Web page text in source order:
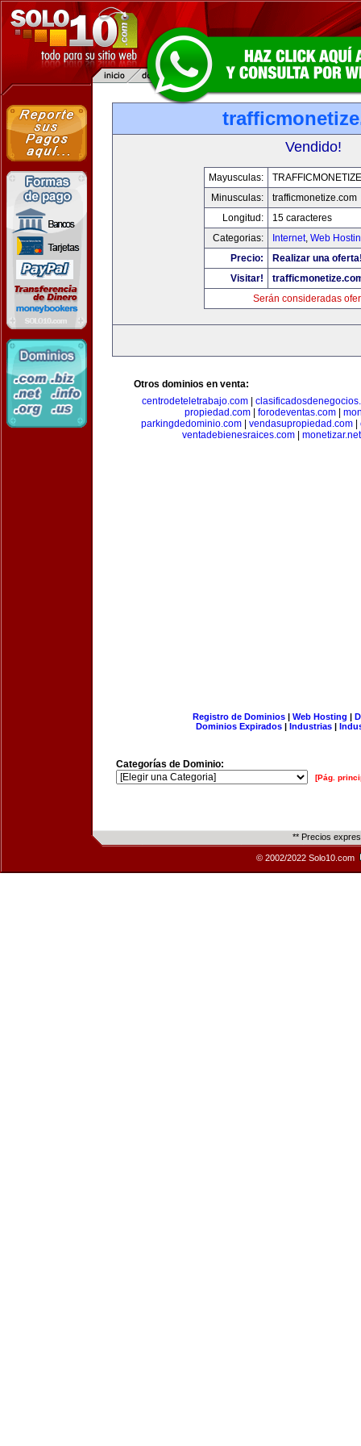
Vendido!
Mayusculas:
Minusculas:
trafficmonetize.com
Longitud:
15 caracteres
Categorias:
Internet, Web
Precio:
Realizar una
Visitar!
Serán consideradas
Otros dominios en venta:
centrodeteletrabajo.com
propiedad.com
forodeventas.com
parkingdedominio.com| vendasupropiedad.com|
ventadebienesraices.com
monetizar.net
Registro de Dominios| Web Hosting |
Dominios Expirados | Industrias |
Categorías de Dominio:
[Pág.
** Precios
© 2002/2022 Solo10.com